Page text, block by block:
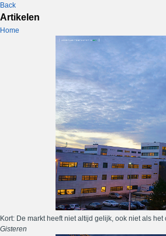
Back
Artikelen
Home
Kort: De markt heeft niet altijd gelijk, ook niet als het
Gisteren